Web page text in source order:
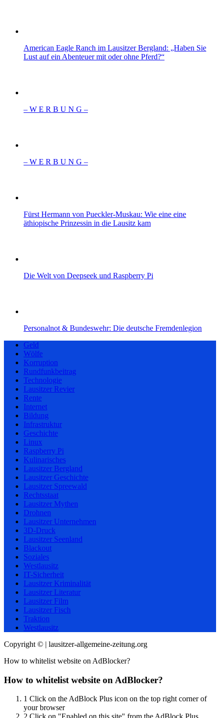
American Eagle Ranch im Lausitzer Bergland: „Haben Sie
Lust auf ein Abenteuer mit oder ohne Pferd?“
– W Ε R Β U Ν G –
– W Ε R Β U Ν G –
Fürst Hermann von Pueckler-Muskau: Wie eine eine
äthiopische Prinzessin in die Lausitz kam
Die Welt von Deepseek und Raspberry Pi
Personalnot & Bundeswehr: Die deutsche Fremdenlegion
Geld
Wölfe
Korruption
Rundfunkbeitrag
Technologie
Lausitzer Revier
Rente
Internet
Bildung
Infrastruktur
Geschichte
Linux
Raspberry Pi
Kulinarisches
Lausitzer Bergland
Lausitzer Geschichte
Lausitzer Spreewald
Rechtsstaat
Lausitzer Mythen
Drohnen
Lausitzer Unternehmen
3D-Druck
Lausitzer Seenland
Blackout
Soziales
Westlausitz
IT-Sicherheit
Lausitzer Kriminalität
Lausitzer Literatur
Lausitzer Film
Lausitzer Fisch
Traktion
Westlausitz
Copyright © | lausitzer-allgemeine-zeitung.org
How to whitelist website on AdBlocker?
How to whitelist website on AdBlocker?
1 Click on the AdBlock Plus icon on the top right corner of
your browser